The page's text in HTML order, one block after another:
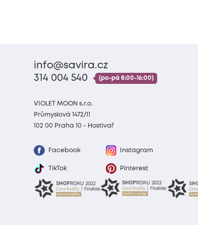
info@savira.cz
314 004 540
(po-pá 8:00-16:00)
VIOLET MOON s.r.o.
Průmyslová 1472/11
102 00 Praha 10 - Hostivař
Facebook Instagram
TikTok Pinterest